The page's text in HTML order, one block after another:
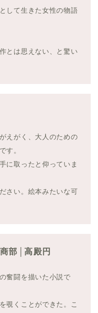
して生きた女性の物語
とは思えない、と驚い
えがく、大人のための
す。
に取ったと仰っていま
さい。絵本みたいな可
部│高殿円
奮闘を描いた小説で
覗くことができた。こ